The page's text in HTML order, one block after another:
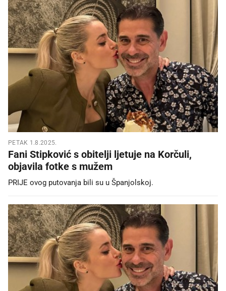
PETAK 1.8.2025.
Fani Stipković s obitelji ljetuje na Korčuli,
objavila fotke s mužem
PRIJE ovog putovanja bili su u Španjolskoj.